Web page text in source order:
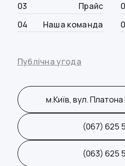
03
Прайс
04
Наша команда
Публічна угода
м.Київ, вул.
(067) 625
(063) 625